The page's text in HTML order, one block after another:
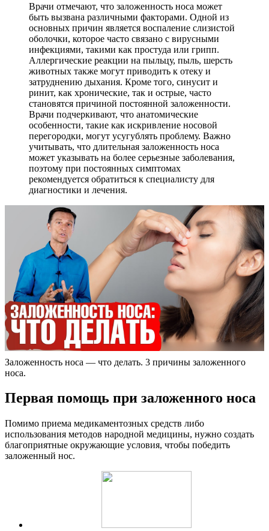
Врачи отмечают, что заложенность носа может
быть вызвана различными факторами. Одной из
основных причин является воспаление слизистой
оболочки, которое часто связано с вирусными
инфекциями, такими как простуда или грипп.
Аллергические реакции на пыльцу, пыль, шерсть
животных также могут приводить к отеку и
затруднению дыхания. Кроме того, синусит и
ринит, как хронические, так и острые, часто
становятся причиной постоянной заложенности.
Врачи подчеркивают, что анатомические
особенности, такие как искривление носовой
перегородки, могут усугублять проблему. Важно
учитывать, что длительная заложенность носа
может указывать на более серьезные заболевания,
поэтому при постоянных симптомах
рекомендуется обратиться к специалисту для
диагностики и лечения.
Заложенность носа — что делать. 3 причины заложенного
носа.
Первая помощь при заложенного носа
Помимо приема медикаментозных средств либо
использования методов народной медицины, нужно создать
благоприятные окружающие условия, чтобы победить
заложенный нос.